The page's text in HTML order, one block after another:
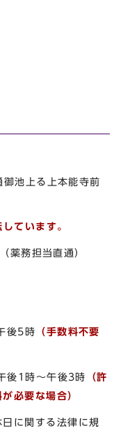
池上る上本能寺前
ています。
担当直通）
5時 （手数料不要
1時～午後3時
（許
必要な場合）
関する法律に規